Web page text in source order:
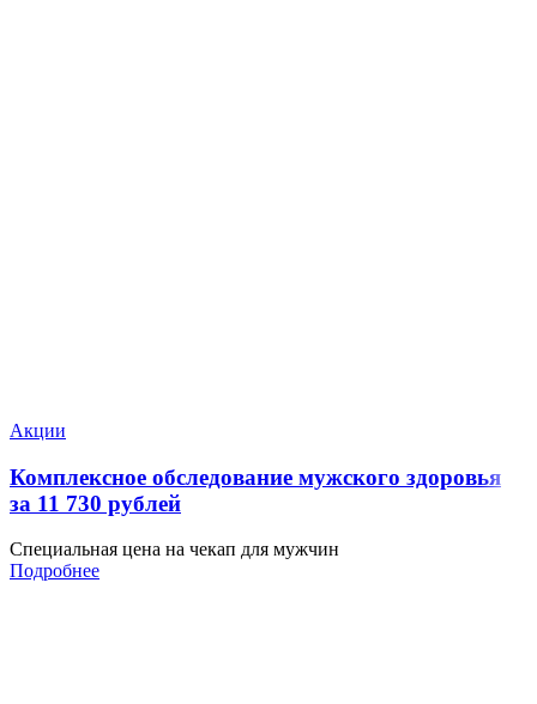
Акции
Комплексное обследование мужского здоровья
за 11 730 рублей
Специальная цена на чекап для мужчин
Подробнее